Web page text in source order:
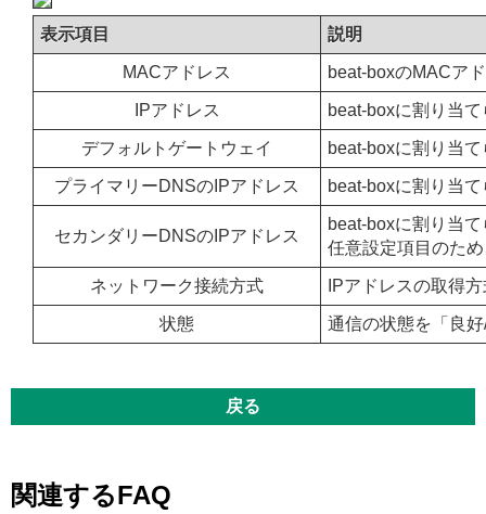
表示項目 説明
MACアドレス beat-boxのMACア
IPアドレス beat-boxに割り当
デフォルトゲートウェイ beat-boxに割り当
プライマリーDNSのIPアドレス beat-boxに割り当
セカンダリーDNSのIPアドレス
beat-boxに割り当
任意設定項目のた
ネットワーク接続方式 IPアドレスの取得
状態 通信の状態を「良
戻る
関連するFAQ